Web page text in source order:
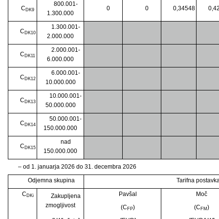
CDK9
800.001-
1.300.000
0 0 0,34548
C DK10
1.300.001-
2.000.000
CDK11
2.000.001-
6.000.000
C DK12
6.000.001-
10.000.000
C DK13
10.000.001-
50.000.000
C DK14
50.000.001-
150.000.000
C DK15
nad
150.000.000
– od 1. januarja 2026 do 31. decembra 2026
Odjemna skupina
Tarifna
C DKi
Zakupljena
zmogljivost
Pavšal
Moč
(C FP) (C FM )